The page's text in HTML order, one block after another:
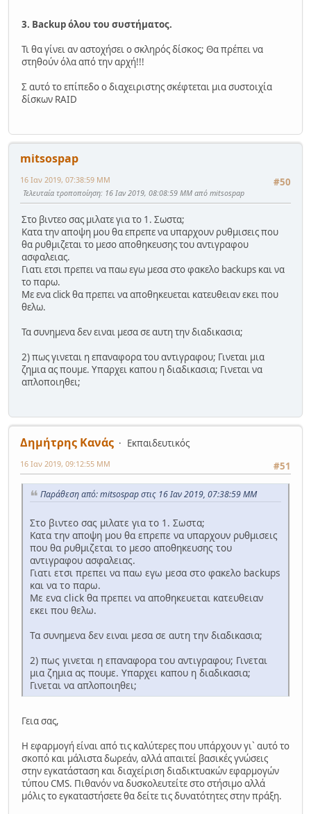
3. Backup όλου του συστήματος.
Τι θα γίνει αν αστοχήσει ο σκληρός δίσκος; Θα πρέπει να
στηθούν όλα από την αρχή!!!
Σ αυτό το επίπεδο ο διαχειριστης σκέφτεται μια συστοιχία
δίσκων RAID
mitsospap
#50
16 Ιαν 2019, 07:38:59 ΜΜ
Τελευταία τροποποίηση: 16 Ιαν 2019, 08:08:59 ΜΜ από mitsospap
Στο βιντεο σας μιλατε για το 1. Σωστα;
Κατα την αποψη μου θα επρεπε να υπαρχουν ρυθμισεις που
θα ρυθμιζεται το μεσο αποθηκευσης του αντιγραφου
ασφαλειας.
Γιατι ετσι πρεπει να παω εγω μεσα στο φακελο backups και να
το παρω.
Με ενα click θα πρεπει να αποθηκευεται κατευθειαν εκει που
θελω.
Τα συνημενα δεν ειναι μεσα σε αυτη την διαδικασια;
2) πως γινεται η επαναφορα του αντιγραφου; Γινεται μια
ζημια ας πουμε. Υπαρχει καπου η διαδικασια; Γινεται να
απλοποιηθει;
Δημήτρης Κανάς
Εκπαιδευτικός
#51
16 Ιαν 2019, 09:12:55 ΜΜ
Παράθεση από: mitsospap στις 16 Ιαν 2019, 07:38:59 ΜΜ
Στο βιντεο σας μιλατε για το 1. Σωστα;
Κατα την αποψη μου θα επρεπε να υπαρχουν ρυθμισεις
που θα ρυθμιζεται το μεσο αποθηκευσης του
αντιγραφου ασφαλειας.
Γιατι ετσι πρεπει να παω εγω μεσα στο φακελο backups
και να το παρω.
Με ενα click θα πρεπει να αποθηκευεται κατευθειαν
εκει που θελω.
Τα συνημενα δεν ειναι μεσα σε αυτη την διαδικασια;
2) πως γινεται η επαναφορα του αντιγραφου; Γινεται
μια ζημια ας πουμε. Υπαρχει καπου η διαδικασια;
Γινεται να απλοποιηθει;
Γεια σας,
Η εφαρμογή είναι από τις καλύτερες που υπάρχουν γι` αυτό το
σκοπό και μάλιστα δωρεάν, αλλά απαιτεί βασικές γνώσεις
στην εγκατάσταση και διαχείριση διαδικτυακών εφαρμογών
τύπου CMS. Πιθανόν να δυσκολευτείτε στο στήσιμο αλλά
μόλις το εγκαταστήσετε θα δείτε τις δυνατότητες στην πράξη.